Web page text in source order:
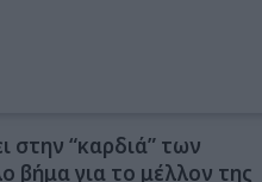
στην “καρδιά” των
βήμα για το μέλλον της